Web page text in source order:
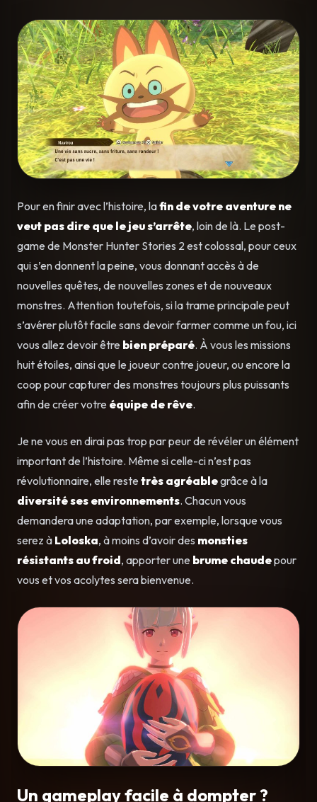
Pour en finir avec l’histoire, lafin de votre aventure ne
veut pas dire que le jeu s’arrête, loin de là. Le post-
game de Monster Hunter Stories 2 est colossal, pour ceux
qui s’en donnent la peine, vous donnant accès à de
nouvelles quêtes, de nouvelles zones et de nouveaux
monstres. Attention toutefois, si la trame principale peut
s’avérer plutôt facile sans devoir farmer comme un fou, ici
vous allez devoir être bien préparé. À vous les missions
huit étoiles, ainsi que le joueur contre joueur, ou encore la
coop pour capturer des monstres toujours plus puissants
afin de créer votre équipe de rêve.
Je ne vous en dirai pas trop par peur de révéler un élément
important de l’histoire. Même si celle-ci n’est pas
révolutionnaire, elle reste très agréablegrâce à la
diversité ses environnements. Chacun vous
demandera une adaptation, par exemple, lorsque vous
serez à Loloska, à moins d’avoir des monsties
résistants au froid, apporter une brume chaudepour
vous et vos acolytes sera bienvenue.
Un gameplay facile à dompter ?